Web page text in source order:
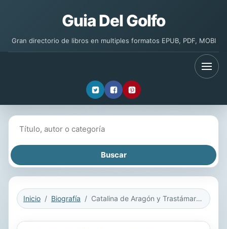
Guia Del Golfo
Gran directorio de libros en multiples formatos EPUB, PDF, MOBI
Inicio Biografía Catalina de Aragón y Trastámara Reina de Inglaterra